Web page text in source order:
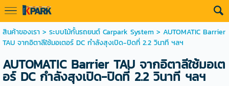
สินค้าของเรา> ระบบไม้กั้นรถยนต์ Carpark System> AUTOMATIC Barrier
TAU จากอิตาลีใช้มอเตอร์ DC กำลังสุงเปิด-ปิดที่ 2.2 วินาที ฯลฯ
AUTOMATIC Barrier TAU จากอิตาลีใช้มอเต
อร์ DC กำลังสุงเปิด-ปิดที่ 2.2 วินาที ฯลฯ